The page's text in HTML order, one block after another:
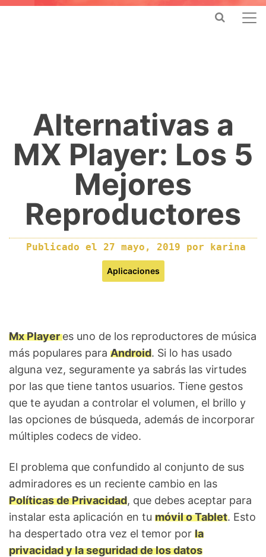
Alternativas a
MX Player: Los 5
Mejores
Reproductores
Publicado el 27 mayo, 2019 por karina
Aplicaciones
Mx Playeres uno de los reproductores de música
más populares para Android. Si lo has usado
alguna vez, seguramente ya sabrás las virtudes
por las que tiene tantos usuarios. Tiene gestos
que te ayudan a controlar el volumen, el brillo y
las opciones de búsqueda, además de incorporar
múltiples codecs de video.
El problema que confundido al conjunto de sus
admiradores es un reciente cambio en las
Políticas de Privacidad, que debes aceptar para
instalar esta aplicación en tu móvil o Tablet. Esto
ha despertado otra vez el temor por la
privacidad y la seguridad de los datos